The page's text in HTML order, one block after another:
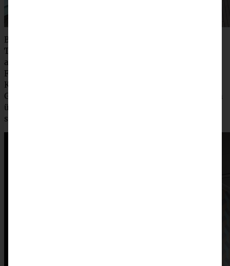
Bevor es an Board geht, erfolgt erst ein gründlicher PCR-
Test, nach negativem Ergebnis dann Einchecken, Koffer
abgeben und ab auf das Schiff – ähnlich wie bei einer
Flugreise, allerdings landet der Koffer direkt in meiner
Kabine mit Balkon. Bedeutet im Klartext: Kein Stress mit
Gepäck und stattdessen gleich mal an die Bar, um mit den
übrigen Kolleginnen und Kollegen den ersten Cocktail zu
schlürfen!